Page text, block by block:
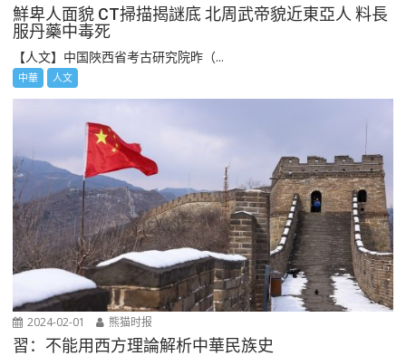
鮮卑人面貌 CT掃描揭謎底 北周武帝貌近東亞人 料長
服丹藥中毒死
【人文】中国陜西省考古研究院昨（...
中華 人文
2024-02-01 熊猫时报
習：不能用西方理論解析中華民族史